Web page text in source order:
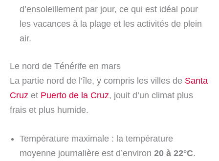
d’ensoleillement par jour, ce qui est idéal pour
les vacances à la plage et les activités de plein
air.
Le nord de Ténérife en mars
La partie nord de l’île, y compris les villes de Santa
Cruz et Puerto de la Cruz, jouit d’un climat plus
frais et plus humide.
Température maximale : la température
moyenne journalière est d’environ 20 à 22°C.